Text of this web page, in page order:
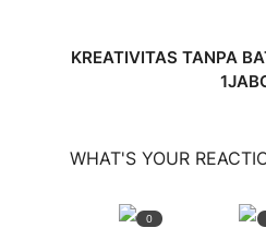
KREATIVITAS TANPA
WHAT'S YOUR
0